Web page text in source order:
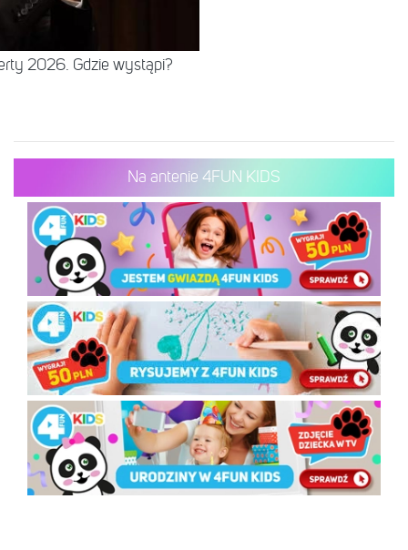
2026. Gdzie wystąpi?
Na antenie 4FUN KIDS